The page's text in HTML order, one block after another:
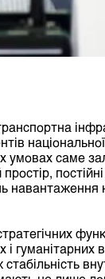
національної
умовах саме
і гуманітарних